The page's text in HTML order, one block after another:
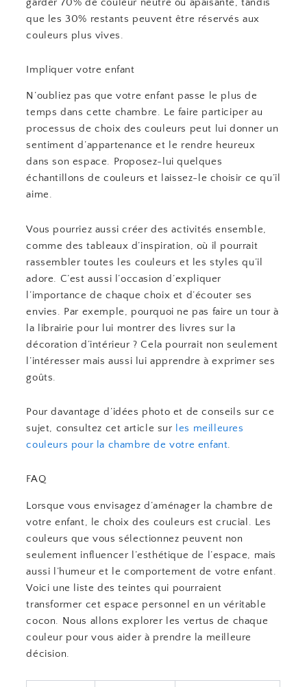
que les 30% restants peuvent être réservés aux
couleurs plus vives.
Impliquer votre enfant
N’oubliez pas que votre enfant passe le plus de
temps dans cette chambre. Le faire participer au
processus de choix des couleurs peut lui donner un
sentiment d’appartenance et le rendre heureux
dans son espace. Proposez-lui quelques
échantillons de couleurs et laissez-le choisir ce qu’il
aime.
Vous pourriez aussi créer des activités ensemble,
comme des tableaux d’inspiration, où il pourrait
rassembler toutes les couleurs et les styles qu’il
adore. C’est aussi l’occasion d’expliquer
l’importance de chaque choix et d’écouter ses
envies. Par exemple, pourquoi ne pas faire un tour à
la librairie pour lui montrer des livres sur la
décoration d’intérieur ? Cela pourrait non seulement
l’intéresser mais aussi lui apprendre à exprimer ses
goûts.
Pour davantage d’idées photo et de conseils sur ce
sujet, consultez cet article sur les meilleures
couleurs pour la chambre de votre enfant.
FAQ
Lorsque vous envisagez d’aménager la chambre de
votre enfant, le choix des couleurs est crucial. Les
couleurs que vous sélectionnez peuvent non
seulement influencer l’esthétique de l’espace, mais
aussi l’humeur et le comportement de votre enfant.
Voici une liste des teintes qui pourraient
transformer cet espace personnel en un véritable
cocon. Nous allons explorer les vertus de chaque
couleur pour vous aider à prendre la meilleure
décision.